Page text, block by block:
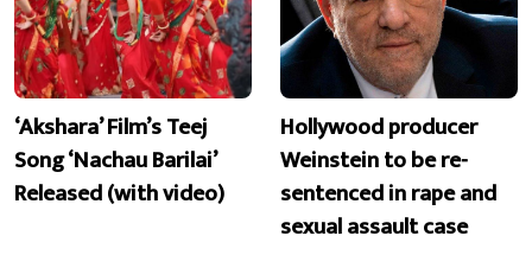
‘Akshara’ Film’s Teej
Song ‘Nachau Barilai’
Released (with video)
Hollywood producer
Weinstein to be re-
sentenced in rape and
sexual assault case